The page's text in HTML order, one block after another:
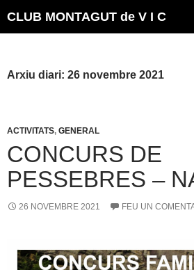
CLUB MONTAGUT de V I C
Arxiu diari: 26 novembre 2021
ACTIVITATS, GENERAL
CONCURS DE
PESSEBRES –
26 NOVEMBRE 2021 FEU UN